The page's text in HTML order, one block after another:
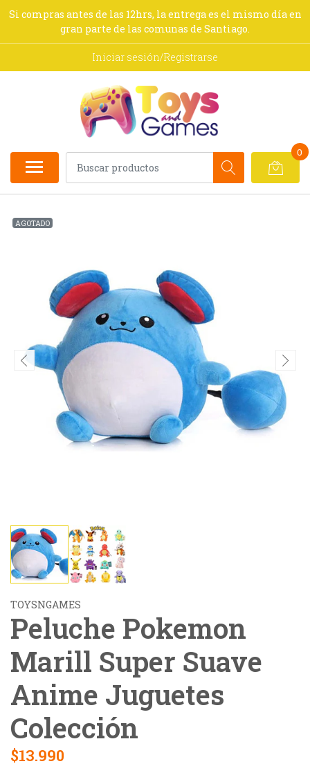
Si compras antes de las 12hrs, la entrega es el mismo día en
gran parte de las comunas de Santiago.
Iniciar sesión/Registrarse
0
AGOTADO
TOYSNGAMES
Peluche Pokemon
Marill Super Suave
Anime Juguetes
Colección
$13.990